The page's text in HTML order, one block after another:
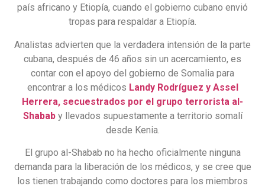
país africano y Etiopía, cuando el gobierno cubano envió
tropas para respaldar a Etiopía.
Analistas advierten que la verdadera intensión de la parte
cubana, después de 46 años sin un acercamiento, es
contar con el apoyo del gobierno de Somalia para
encontrar a los médicos Landy Rodríguez y Assel
Herrera, secuestrados por el grupo terrorista al-
Shababy llevados supuestamente a territorio somalí
desde Kenia.
El grupo al-Shabab no ha hecho oficialmente ninguna
demanda para la liberación de los médicos, y se cree que
los tienen trabajando como doctores para los miembros